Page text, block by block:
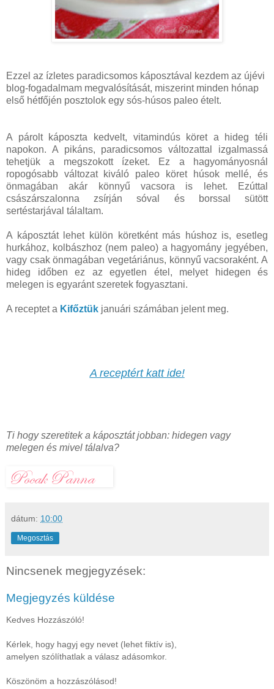
Ezzel az ízletes paradicsomos káposztával kezdem az újévi
blog-fogadalmam megvalósítását, miszerint minden hónap
első hétfőjén posztolok egy sós-húsos paleo ételt.
A párolt káposzta kedvelt, vitamindús köret a hideg téli
napokon. A pikáns, paradicsomos változattal izgalmassá
tehetjük a megszokott ízeket. Ez a hagyományosnál
ropogósabb változat kiváló paleo köret húsok mellé, és
önmagában akár könnyű vacsora is lehet. Ezúttal
császárszalonna zsírján sóval és borssal sütött
sertéstarjával tálaltam.
A káposztát lehet külön köretként más húshoz is, esetleg
hurkához, kolbászhoz (nem paleo) a hagyomány jegyében,
vagy csak önmagában vegetáriánus, könnyű vacsoraként. A
hideg időben ez az egyetlen étel, melyet hidegen és
melegen is egyaránt szeretek fogyasztani.
A receptet a Kifőztük januári számában jelent meg.
A receptért katt ide!
Ti hogy szeretitek a káposztát jobban: hidegen vagy
melegen és mivel tálalva?
dátum: 10:00
Megosztás
Nincsenek megjegyzések:
Megjegyzés küldése
Kedves Hozzászóló!
Kérlek, hogy hagyj egy nevet (lehet fiktív is),
amelyen szólíthatlak a válasz adásomkor.
Köszönöm a hozzászólásod!